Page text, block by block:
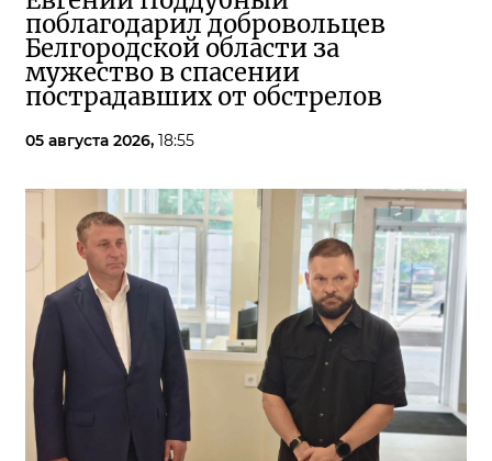
поблагодарил добровольцев
Белгородской области за
мужество в спасении
пострадавших от обстрелов
05 августа 2026, 18:55